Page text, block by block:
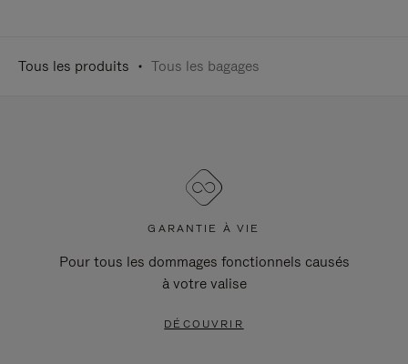
Tous les produits Tous les bagages
GARANTIE À VIE
Pour tous les dommages fonctionnels causés
à votre valise
DÉCOUVRIR